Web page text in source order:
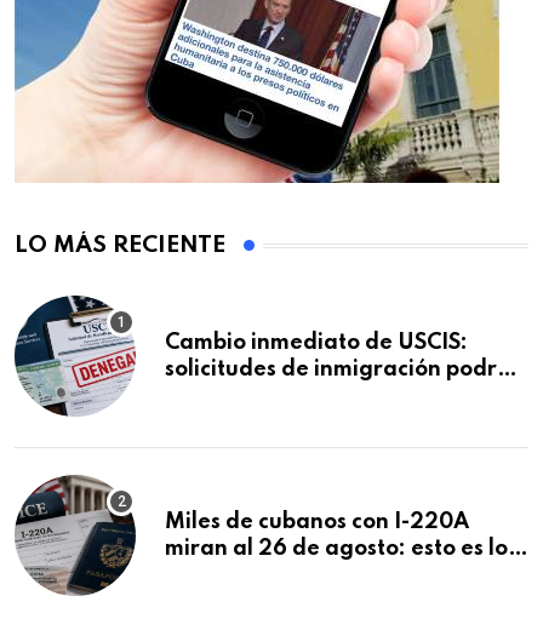
LO MÁS RECIENTE
Cambio inmediato de USCIS:
solicitudes de inmigración podrán
Miles de cubanos con I-220A
miran al 26 de agosto: esto es lo